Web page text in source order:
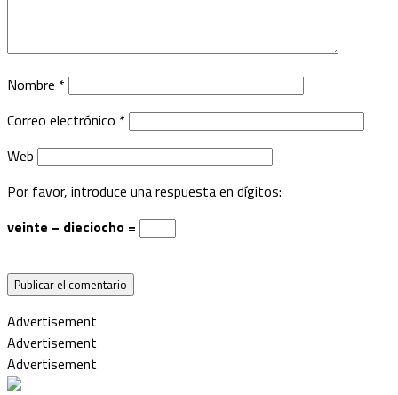
Nombre *
Correo electrónico *
Web
Por favor, introduce una respuesta en dígitos:
veinte − dieciocho =
Advertisement
Advertisement
Advertisement